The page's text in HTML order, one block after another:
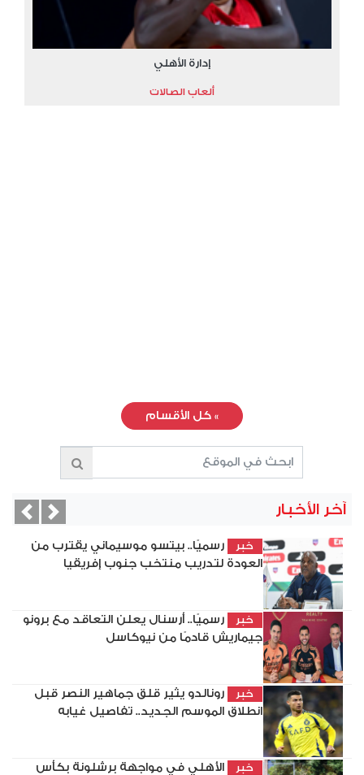
إدارة الأهلي
ألعاب الصالات
» كل الأقسام
آخر الأخبار
خبر
رسميًا.. بيتسو موسيماني يقترب من
العودة لتدريب منتخب جنوب إفريقيا
خبر
رسميًا.. أرسنال يعلن التعاقد مع برونو
جيماريش قادمًا من نيوكاسل
خبر
رونالدو يثير قلق جماهير النصر قبل
انطلاق الموسم الجديد.. تفاصيل غيابه
خبر
الأهلي في مواجهة برشلونة بكأس
Next